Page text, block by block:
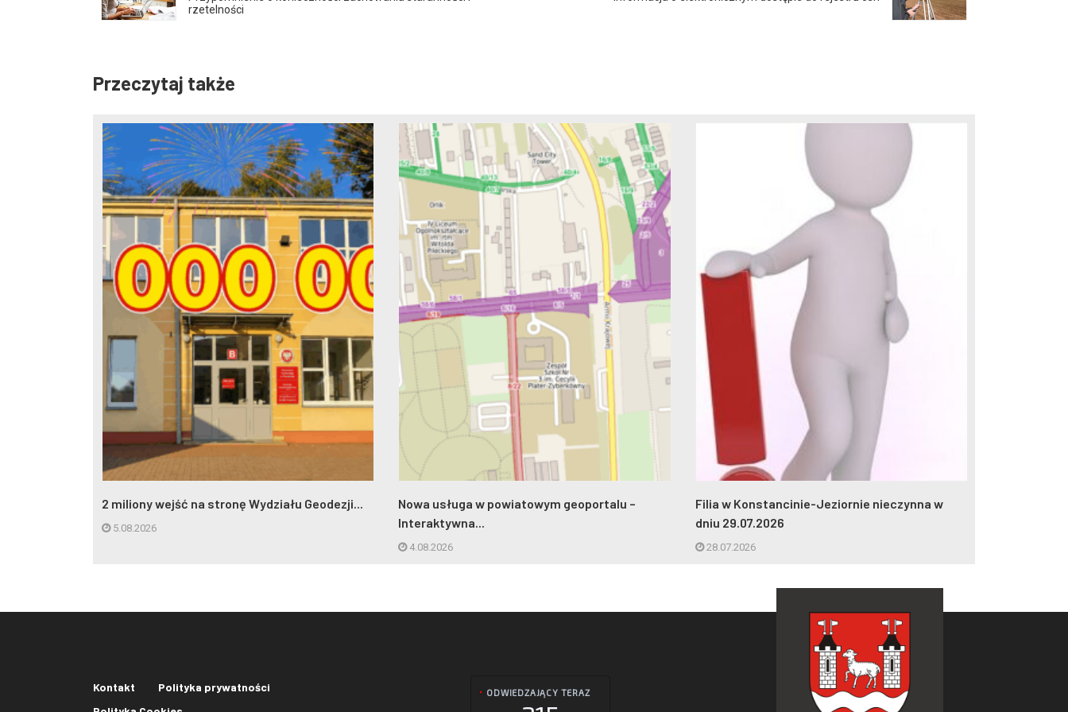
rzetelności
Przeczytaj także
2 miliony wejść na stronę Wydziału Geodezji...
5.08.2026
Nowa usługa w powiatowym geoportalu –
Interaktywna...
4.08.2026
Filia w Konstancinie-Jeziornie nieczynna w
dniu 29.07.2026
28.07.2026
Kontakt
Polityka prywatności
ODWIEDZAJĄCY TERAZ